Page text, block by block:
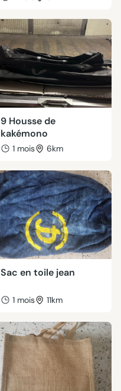
9 Housse de
kakémono
1 mois 6km
Sac en toile jean
1 mois 11km